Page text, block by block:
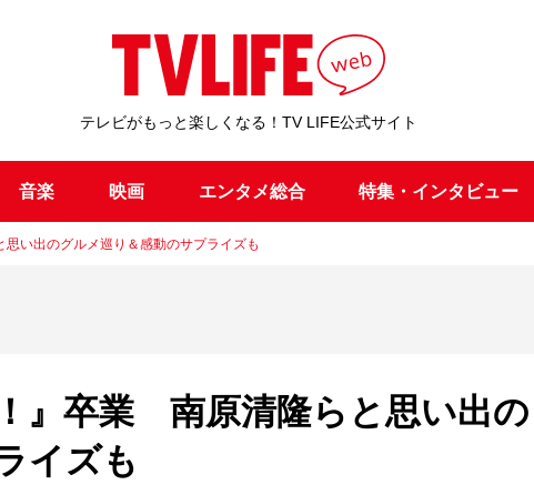
テレビがもっと楽しくなる！TV LIFE公式サイト
音楽 映画 エンタメ総合 特集・インタビュー
い出のグルメ巡り＆感動のサプライズも
』卒業 南原清隆らと思い出の
イズも